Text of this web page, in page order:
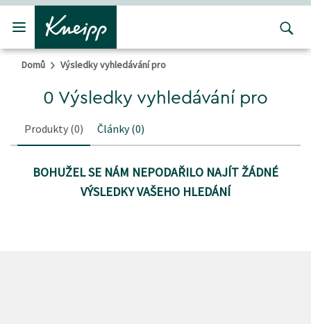
Přejít na hlavní obsah
Přejít na obsah patičky
Domů Výsledky vyhledávání pro
0 Výsledky vyhledávání pro
Produkty (0) Články(0)
BOHUŽEL SE NÁM NEPODAŘILO NAJÍT ŽÁDNÉ
VÝSLEDKY VAŠEHO HLEDÁNÍ